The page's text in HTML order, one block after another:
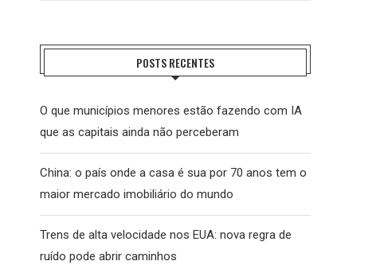
POSTS RECENTES
O que municípios menores estão fazendo com IA
que as capitais ainda não perceberam
China: o país onde a casa é sua por 70 anos tem o
maior mercado imobiliário do mundo
Trens de alta velocidade nos EUA: nova regra de
ruído pode abrir caminhos